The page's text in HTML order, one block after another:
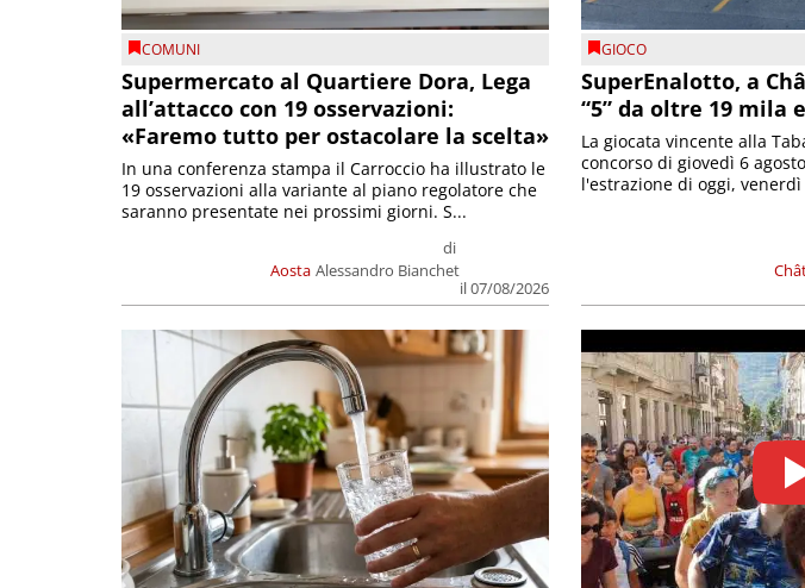
COMUNI
Supermercato al Quartiere Dora, Lega
all’attacco con 19 osservazioni:
«Faremo tutto per ostacolare la scelta»
Aosta
di
Alessandro Bianchet
il 07/08/2026
In una conferenza stampa il Carroccio ha illustrato le
19 osservazioni alla variante al piano regolatore che
saranno presentate nei prossimi giorni. S...
GIOCO
SuperEnalotto, a
“5” da oltre 19 mila
La giocata vincente alla
concorso di giovedì 6
l'estrazione di oggi,